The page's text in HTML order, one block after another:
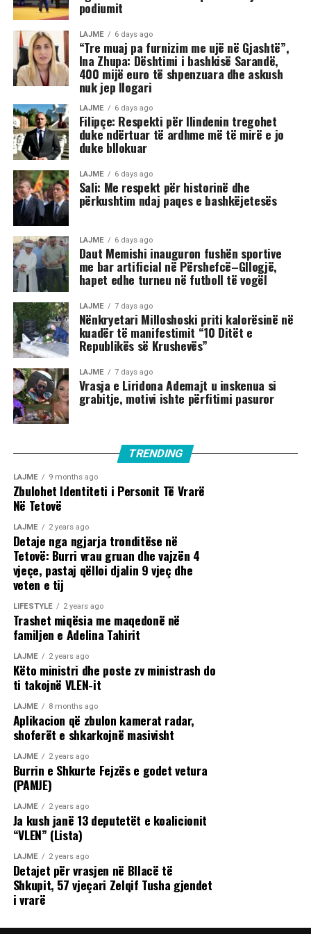
podiumit
LAJME 6 days ago
“Tre muaj pa furnizim me ujë në Gjashtë”,
Ina Zhupa: Dështimi i bashkisë Sarandë,
400 mijë euro të shpenzuara dhe askush
nuk jep llogari
LAJME 6 days ago
Filipçe: Respekti për Ilindenin tregohet
duke ndërtuar të ardhme më të mirë e jo
duke bllokuar
LAJME 6 days ago
Sali: Me respekt për historinë dhe
përkushtim ndaj paqes e bashkëjetesës
LAJME 6 days ago
Daut Memishi inauguron fushën sportive
me bar artificial në Përshefcë–Gllogjë,
hapet edhe turneu në futboll të vogël
LAJME 7 days ago
Nënkryetari Milloshoski priti kalorësinë në
kuadër të manifestimit “10 Ditët e
Republikës së Krushevës”
LAJME 7 days ago
Vrasja e Liridona Ademajt u inskenua si
grabitje, motivi ishte përfitimi pasuror
TRENDING
LAJME 9 months ago
Zbulohet Identiteti i Personit Të Vrarë
Në Tetovë
LAJME 2 years ago
Detaje nga ngjarja tronditëse në
Tetovë: Burri vrau gruan dhe vajzën 4
vjeçe, pastaj qëlloi djalin 9 vjeç dhe
veten e tij
LIFESTYLE 2 years ago
Trashet miqësia me maqedonë në
familjen e Adelina Tahirit
LAJME 2 years ago
Këto ministri dhe poste zv ministrash do
ti takojnë VLEN-it
LAJME 8 months ago
Aplikacion që zbulon kamerat radar,
shoferët e shkarkojnë masivisht
LAJME 2 years ago
Burrin e Shkurte Fejzës e godet vetura
(PAMJE)
LAJME 2 years ago
Ja kush janë 13 deputetët e koalicionit
“VLEN” (Lista)
LAJME 2 years ago
Detajet për vrasjen në Bllacë të
Shkupit, 57 vjeçari Zelqif Tusha gjendet
i vrarë